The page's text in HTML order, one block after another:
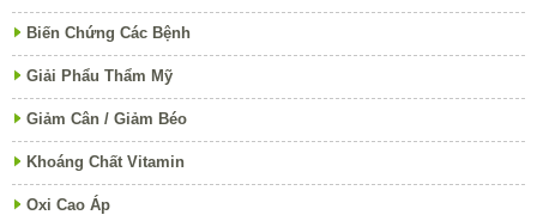
Biến Chứng Các Bệnh
Giải Phẩu Thẩm Mỹ
Giảm Cân / Giảm Béo
Khoáng Chất Vitamin
Oxi Cao Áp